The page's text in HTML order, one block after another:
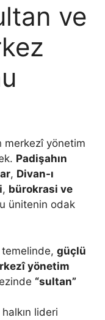
ve
merkezî yönetim
Padişahın
, Divan-ı
, bürokrasi ve
ünitenin odak
temelinde, güçlü
yönetim
“sultan”
lideri